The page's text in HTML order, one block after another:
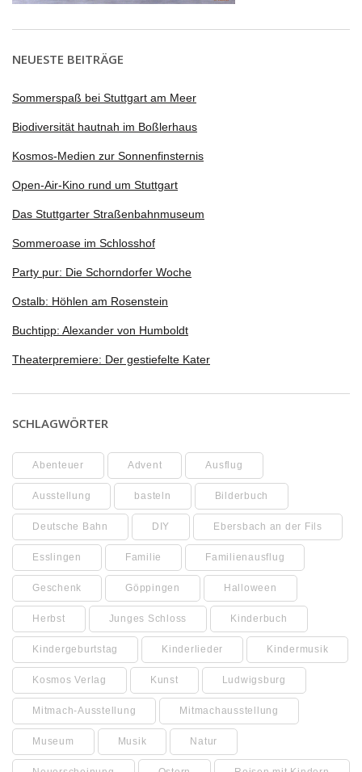
NEUESTE BEITRÄGE
Sommerspaß bei Stuttgart am Meer
Biodiversität hautnah im Boßlerhaus
Kosmos-Medien zur Sonnenfinsternis
Open-Air-Kino rund um Stuttgart
Das Stuttgarter Straßenbahnmuseum
Sommeroase im Schlosshof
Party pur: Die Schorndorfer Woche
Ostalb: Höhlen am Rosenstein
Buchtipp: Alexander von Humboldt
Theaterpremiere: Der gestiefelte Kater
SCHLAGWÖRTER
Abenteuer Advent Ausflug
Ausstellung basteln Bilderbuch
Deutsche Bahn DIY Ebersbach an der Fils
Esslingen Familie Familienausflug
Geschenk Göppingen Halloween
Herbst Junges Schloss Kinderbuch
Kindergeburtstag Kinderlieder Kindermusik
Kosmos Verlag Kunst Ludwigsburg
Mitmach-Ausstellung Mitmachausstellung
Museum Musik Natur